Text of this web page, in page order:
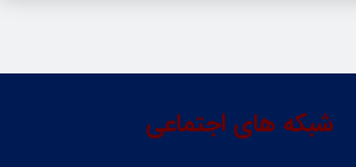
شبکه های اجتماعی